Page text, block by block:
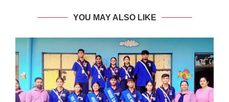
YOU MAY ALSO LIKE